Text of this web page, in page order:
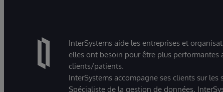
InterSystems aide les entreprises et
elles ont besoin pour être plus performantes
clients/patients.
InterSystems accompagne ses clients sur
Spécialiste de la gestion de données,